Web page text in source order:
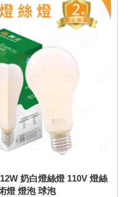
奶白燈絲燈 110V 燈絲
燈 燈泡 球泡